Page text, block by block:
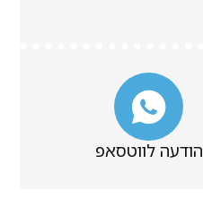
הודעה לווטסאפ